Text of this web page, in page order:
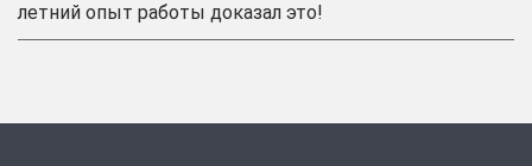
летний опыт работы доказал это!